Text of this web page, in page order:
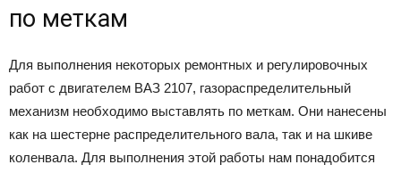
по меткам
Для выполнения некоторых ремонтных и регулировочных
работ с двигателем ВАЗ 2107, газораспределительный
механизм необходимо выставлять по меткам. Они нанесены
как на шестерне распределительного вала, так и на шкиве
коленвала. Для выполнения этой работы нам понадобится